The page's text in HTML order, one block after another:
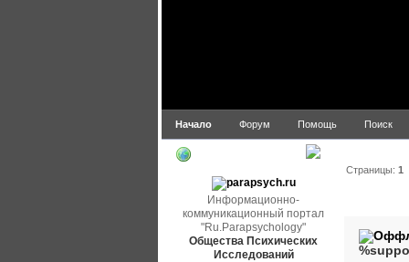
Начало Форум Помощь Поиск
Информационно-
коммуникационный портал
"Ru.Parapsychology"
Общества Психических
Исследований
Страницы:1